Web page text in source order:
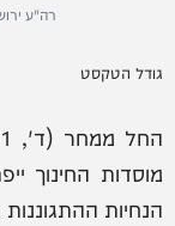
רה"ע
גודל הטקסט
מוסדות החינוך
הנחיות